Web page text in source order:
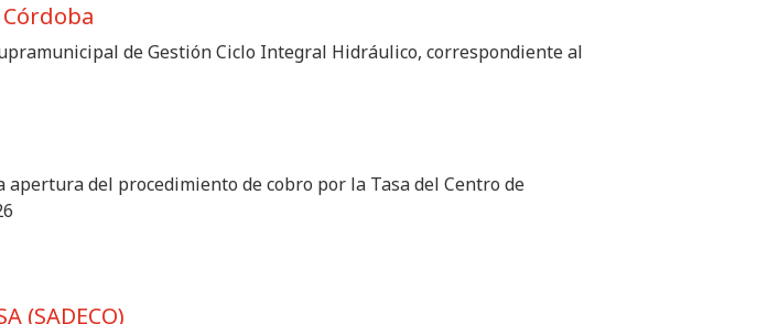
de Gestión Ciclo Integral Hidráulico, correspondiente al
del procedimiento de cobro por la Tasa del Centro de
(SADECO)